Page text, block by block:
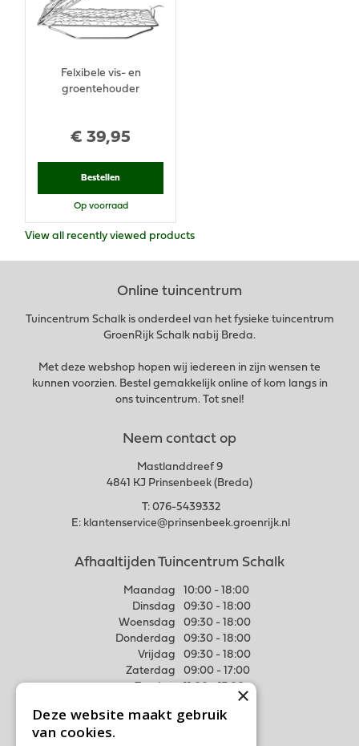
€ 39,95
Felxibele vis- en
groentehouder
Bestellen
Op voorraad
View all recently viewed products
Online tuincentrum
Tuincentrum Schalk is onderdeel van het fysieke tuincentrum
GroenRijk Schalk nabij Breda.
Met deze webshop hopen wij iedereen in zijn wensen te
kunnen voorzien. Bestel gemakkelijk online of kom langs in
ons tuincentrum. Tot snel!
Neem contact op
Mastlanddreef 9
4841 KJ Prinsenbeek (Breda)
T: 076-5439332
E: klantenservice@prinsenbeek.groenrijk.nl
Afhaaltijden Tuincentrum Schalk
Maandag
10:00 - 18:00
Dinsdag
09:30 - 18:00
Woensdag
09:30 - 18:00
Donderdag
09:30 - 18:00
Vrijdag
09:30 - 18:00
Zaterdag
09:00 - 17:00
Meer weten
×
Deze website maakt gebruik
van cookies.